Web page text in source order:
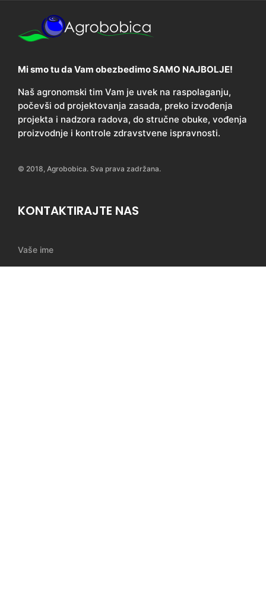
Mi smo tu da Vam obezbedimo SAMO NAJBOLJE!
Naš agronomski tim Vam je uvek na raspolaganju,
počevši od projektovanja zasada, preko izvođenja
projekta i nadzora radova, do stručne obuke, vođenja
proizvodnje i kontrole zdravstvene ispravnosti.
© 2018, Agrobobica. Sva prava zadržana.
KONTAKTIRAJTE NAS